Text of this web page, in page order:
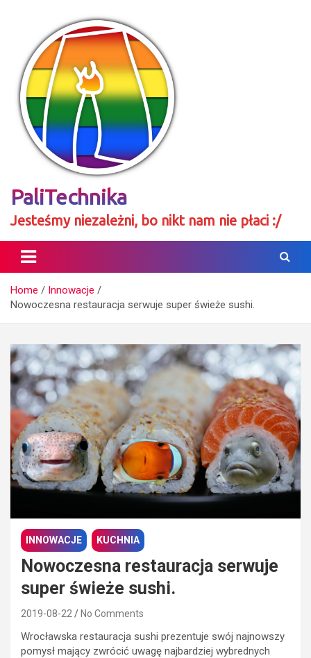
PaliTechnika
Jesteśmy niezależni, bo nikt nam nie płaci :/
Home
Innowacje
Nowoczesna restauracja serwuje super świeże sushi.
INNOWACJE KUCHNIA
Nowoczesna restauracja serwuje
super świeże sushi.
2019-08-22 No Comments
Wrocławska restauracja sushi prezentuje swój najnowszy
pomysł mający zwrócić uwagę najbardziej wybrednych